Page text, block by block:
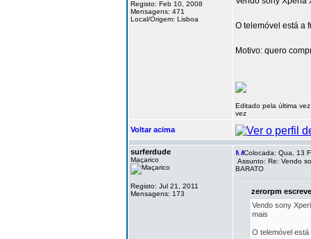
Registo: Feb 10, 2008
Mensagens: 471
Local/Origem: Lisboa
O telemóvel está a
Motivo: quero
Editado pela última
vez
Voltar acima
surferdude
Maçarico
Registo: Jul 21, 2011
Mensagens: 173
Colocada: Qua, 13
Assunto: Re: Vendo
BARATO
zerorpm
Vendo sony
mais
O telemóvel está